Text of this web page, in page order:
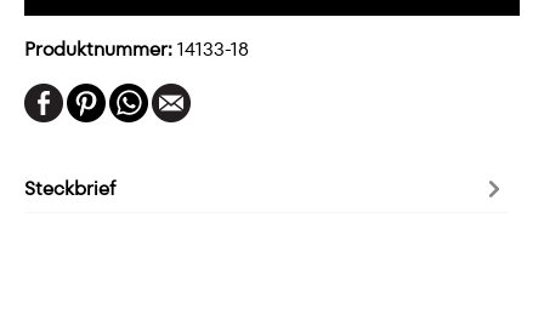
Produktnummer:14133-18
Steckbrief